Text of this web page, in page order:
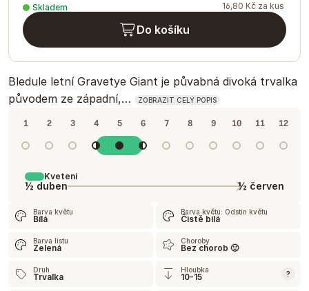
Skladem
16,80 Kč za kus
Do košíku
Bledule letní Gravetye Giant je půvabná divoká trvalka
původem ze západní,…
ZOBRAZIT CELÝ POPIS
1 2 3 4 5 6 7 8 9 10 11 12
Kvetení
½ duben ½ červen
Barva květu
Bílá
Barva květu: Odstín květu
Čistě bílá
Barva listu
Zelená
Choroby
Bez chorob 🙂
Druh
Trvalka
Hloubka
10-15 ?